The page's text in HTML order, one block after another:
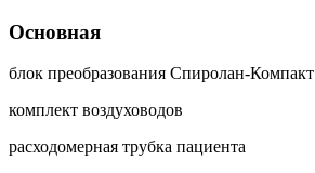
Основная
блок преобразования Спиролан-Компакт
комплект воздуховодов
расходомерная трубка пациента